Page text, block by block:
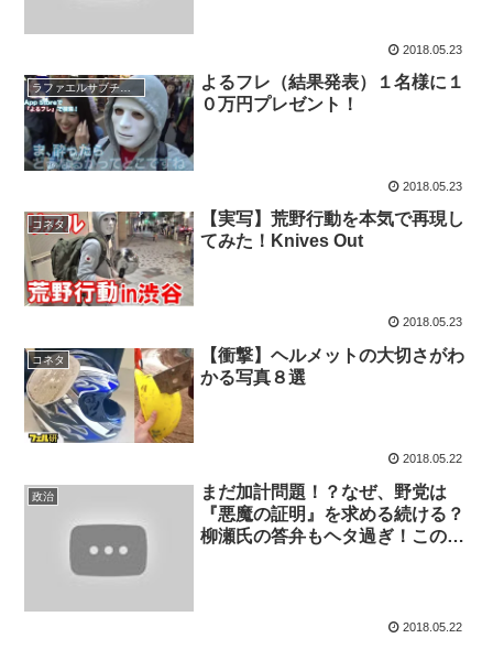
2018.05.23
ラファエルサブチャンネル
よるフレ（結果発表）１名様に１
０万円プレゼント！
2018.05.23
コネタ
【実写】荒野行動を本気で再現し
てみた！Knives Out
2018.05.23
コネタ
【衝撃】ヘルメットの大切さがわ
かる写真８選
2018.05.22
政治
まだ加計問題！？なぜ、野党は
『悪魔の証明』を求める続ける？
柳瀬氏の答弁もヘタ過ぎ！この
2018.05.22